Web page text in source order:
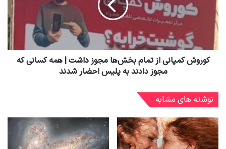
کوروش کمپانی از تمام بخش‌ها مجوز داشت | همه کسانی که
مجوز دادند به پلیس احضار شدند
نوشته های مشابه